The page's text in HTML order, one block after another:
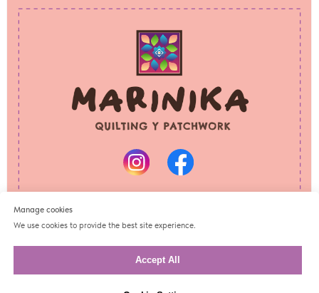
Manage cookies
We use cookies to provide the best site experience.
Accept All
REFUND POLICY
PRIVACY POLICY
© 2025 Marinika
All rights reserved